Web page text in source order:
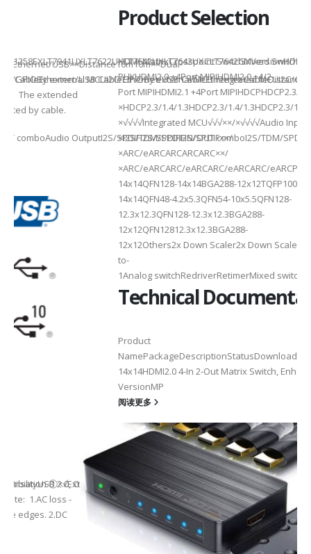
MCUI2C/GPIOBy external MCUIntegrated MCUI2C/GPIOBy external
Cable30cm60cmUSB Cable3m4mPackageQFN12-
SPDIFI2S/SPDIFI2S/SPDIF××/
CableEthernet/USB CableEthernet CableDistance20m Max20m
OTG 2.0 and BC 1.2USB 2.0, OTG 2.0 and BC 1.2Signal SupportHS,
Product Selection
HDMI MatrixCrosspoint SwitchMixed
PHYHDMI2.0 +4Port MIPIHDMI2.0 +4/2-
Port MIPIHDMI2.1 +4Port MIPIHDCPHDCP2.3/2.2/1.4HDCP2.3/
×HDCP2.3/1.4/1.3HDCP2.3/1.4/1.3HDCP2.3/1.4/1.3HDCP2.3/1.4/
×√√√√Integrated MCU√√√××/×√√√√Audio Input√√√××/
×I2S/TDM/SPDIFIN/OUT comboI2S/TDM/SPDIFIN/OUT
×ARC/eARCARCARCARC××/
×ARC/eARCARC/eARCARC/eARCARC/eARCPackageQFN128-
14x14QFN128-14x14BGA288-12x12TQFP100-14x14QFN128-
14x14QFN48-4.2x5.3QFN54-10x5.5QFN128-
12.3x12.3QFN128-12.3x12.3BGA288-
12x12QFN12812.3x12.3BGA288-
12x12Others2x Down Scaler2x Down Scaler2x Down Scaler//
1Analog switchRedriverRetimerMixed switchMixed
Technical Documentation
Product
NamePackageDescriptionStatusDownloadLT8642UXEQFN128-
14x14HDMI2.0 4-In 2-Out Matrix Switch, Enhanced